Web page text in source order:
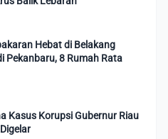
Hebat di Belakang
Pekanbaru, 8 Rumah Rata
Kasus Korupsi Gubernur Riau